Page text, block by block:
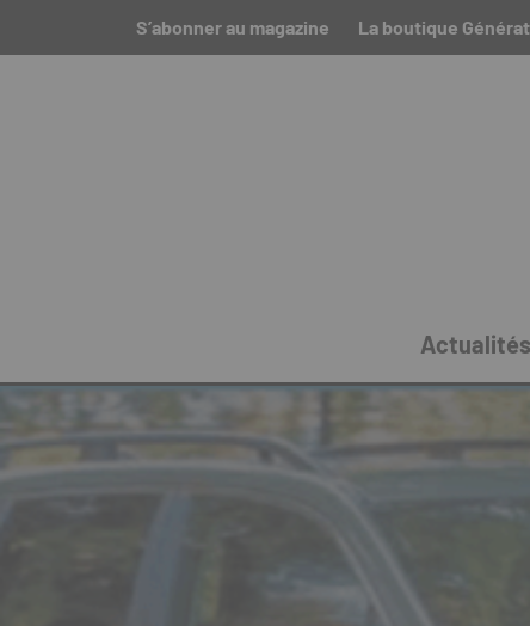
S’abonner au magazine La boutique
Actualités